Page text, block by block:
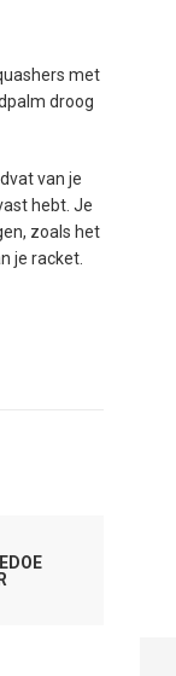
met
droog
van je
hebt. Je
zoals het
je racket.